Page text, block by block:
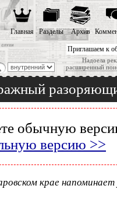
Приглашаем к
Надоела
расширенный
Главная Разделы Архив
обычную
версию >>
крае